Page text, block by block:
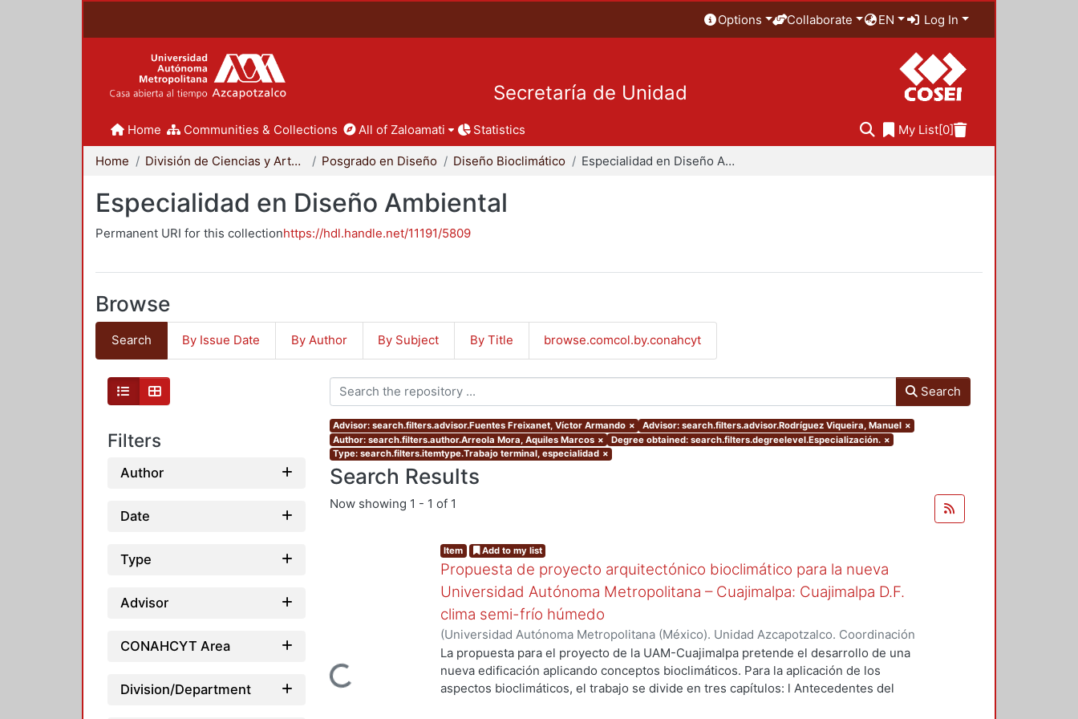
Options Collaborate EN Log In
Secretaría de Unidad
Home Communities & Collections All of Zaloamati Statistics My List[0]
Home División de Ciencias y Artes para el Diseño Posgrado en Diseño Diseño Bioclimático Especialidad en Diseño Ambiental
Especialidad en Diseño Ambiental
Permanent URI for this collectionhttps://hdl.handle.net/11191/5809
Browse
Search By Issue Date By Author By Subject By Title browse.comcol.by.conahcyt
Filters
Author
Date
Type
Advisor
CONAHCYT Area
Division/Department
Search
Advisor: search.filters.advisor.Fuentes Freixanet, Víctor Armando × Advisor: search.filters.advisor.Rodríguez Viqueira, Manuel ×
Author: search.filters.author.Arreola Mora, Aquiles Marcos × Degree obtained: search.filters.degreelevel.Especialización. ×
Type: search.filters.itemtype.Trabajo terminal, especialidad ×
Search Results
Now showing 1 - 1 of 1
Loading...
Item Add to my list
Propuesta de proyecto arquitectónico bioclimático para la nueva
Universidad Autónoma Metropolitana – Cuajimalpa: Cuajimalpa D.F.
clima semi-frío húmedo
(Universidad Autónoma Metropolitana (México). Unidad Azcapotzalco. Coordinación
de Servicios de Información.,2005-10)Arreola Mora, Aquiles Marcos
La propuesta para el proyecto de la UAM-Cuajimalpa pretende el desarrollo de una
nueva edificación aplicando conceptos bioclimáticos. Para la aplicación de los
aspectos bioclimáticos, el trabajo se divide en tres capítulos: l Antecedentes del